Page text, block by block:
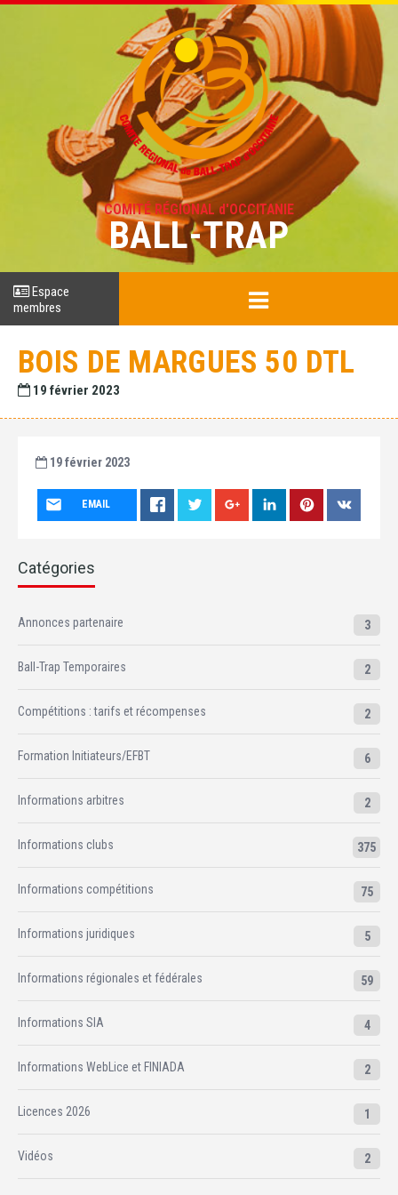
COMITÉ RÉGIONAL d'OCCITANIE
BALL-TRAP
Espace
membres
BOIS DE MARGUES 50 DTL
19 février 2023
19 février 2023
EMAIL
Catégories
Annonces partenaire 3
Ball-Trap Temporaires 2
Compétitions : tarifs et récompenses 2
Formation Initiateurs/EFBT 6
Informations arbitres 2
Informations clubs 375
Informations compétitions 75
Informations juridiques 5
Informations régionales et fédérales 59
Informations SIA 4
Informations WebLice et FINIADA 2
Licences 2026 1
Vidéos 2